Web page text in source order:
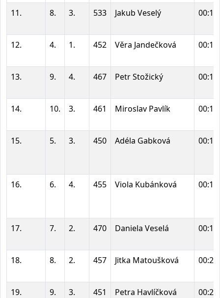
11. 8. 3. 533 Jakub Veselý
12. 4. 1. 452 Věra Jandečková
13. 9. 4. 467 Petr Stožický
14. 10. 3. 461 Miroslav Pavlík
15. 5. 3. 450 Adéla Gabková
16. 6. 4. 455 Viola Kubánková
17. 7. 2. 470 Daniela Veselá
18. 8. 2. 457 Jitka Matoušková
19. 9. 3. 451 Petra Havlíčková